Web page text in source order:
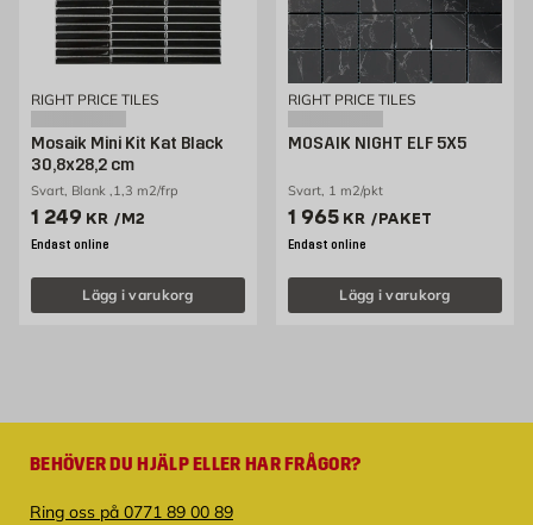
RIGHT PRICE TILES
Mosaik Mini Kit Kat Black
30,8x28,2 cm
Svart, Blank ,1,3 m2/frp
Pris 1249 kr /m2
1 249 KR /M2
Endast online
Lägg i varukorg
RIGHT PRICE TILES
MOSAIK NIGHT ELF 5X5
Svart, 1 m2/pkt
Pris 1965 kr /paket
1 965 KR /PAKET
Endast online
Lägg i varukorg
BEHÖVER DU HJÄLP ELLER HAR FRÅGOR?
Ring oss på 0771 89 00 89